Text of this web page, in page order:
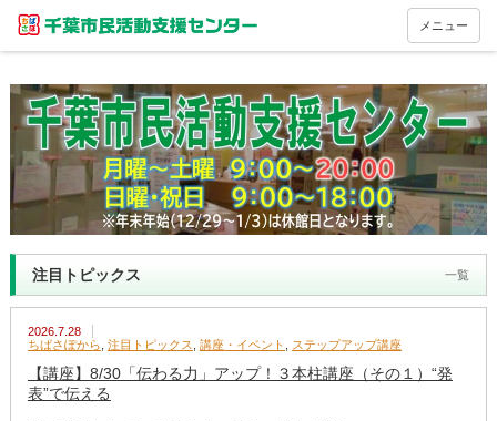
メニュー
注目トピックス 一覧
2026.7.28
ちばさぽから 注目トピックス 講座・イベント ステップアップ講座
【講座】8/30「伝わる力」アップ！３本柱講座（その１）“発
表”で伝える